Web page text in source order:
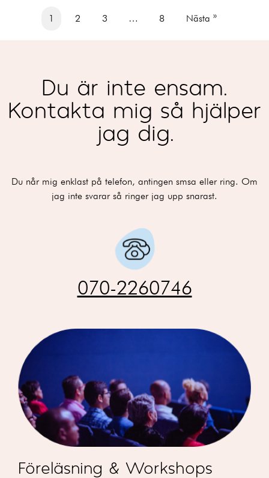
1 2 3 … 8 Nästa »
Du är inte ensam.
Kontakta mig så hjälper
jag dig.
Du når mig enklast på telefon, antingen smsa eller ring. Om
jag inte svarar så ringer jag upp snarast.
070-2260746
Föreläsning & Workshops